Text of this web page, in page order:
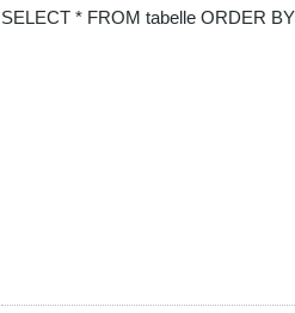
SELECT * FROM tabelle ORDER